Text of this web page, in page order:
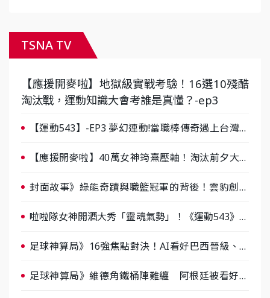
TSNA TV
【應援開麥啦】地獄級實戰考驗！16選10殘酷
淘汰戰，運動知識大會考誰是真懂？-ep3
【運動543】-EP3 夢幻連動!當職棒傳奇遇上台灣女
【應援開麥啦】40萬女神筠熹壓軸！淘汰前夕大混
封面故事》綠能奇蹟與職籃冠軍的背後！雲豹創辦
啦啦隊女神開酒大秀「靈魂氣勢」！《運動543》微
足球神算局》16強焦點對決！AI看好巴西晉級、數
足球神算局》維德角鐵桶陣難纏 阿根廷被看好下